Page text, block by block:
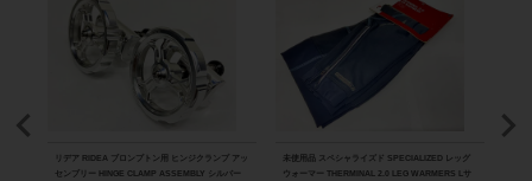
リデア RIDEA ブロンプトン用 ヒンジクランプ アッ
センブリー HINGE CLAMP ASSEMBLY シルバー
未使用品 スペシャライズド SPECIALIZED レッグ
ウォーマー THERMINAL 2.0 LEG WARMERS Lサ